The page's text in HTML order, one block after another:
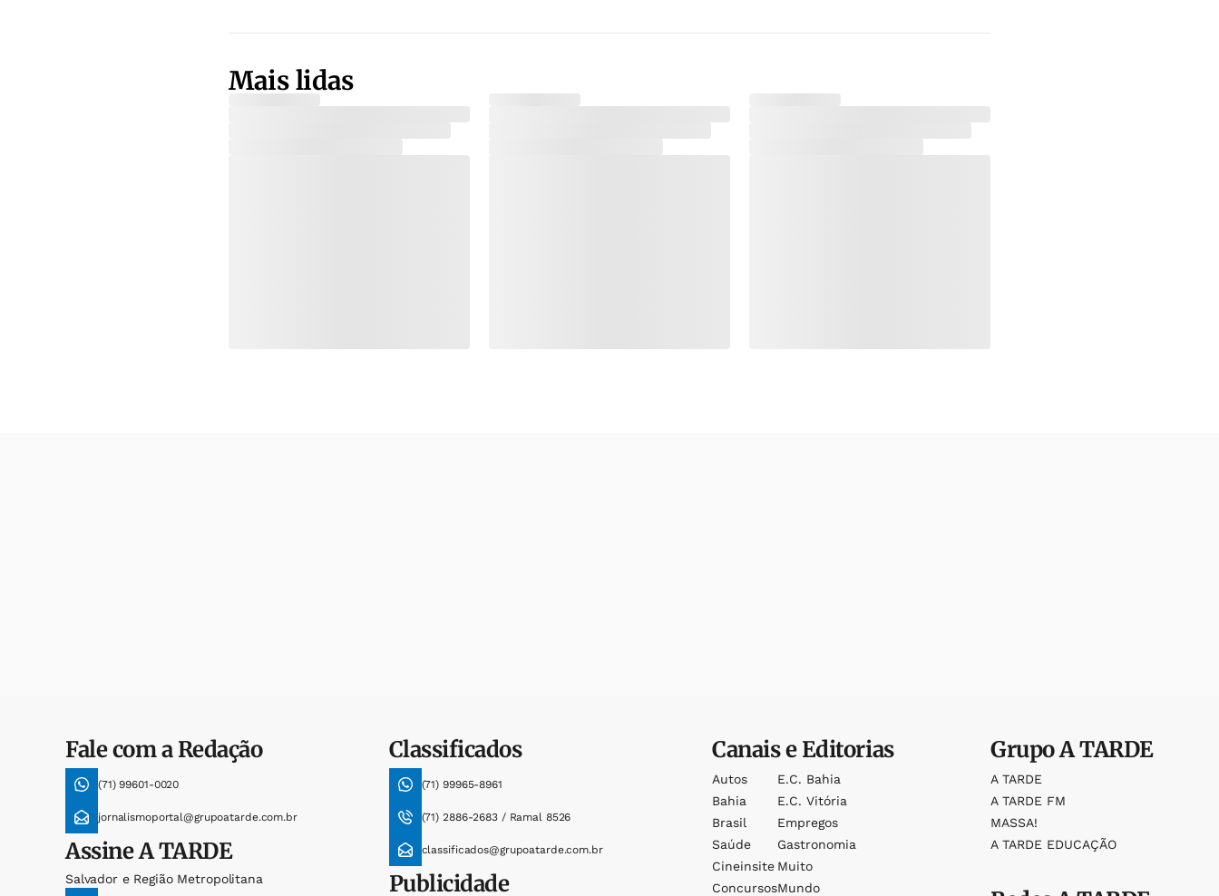
Mais lidas
Fale com a Redação
(71) 99601-0020
jornalismoportal@grupoatarde.com.br
AssineA TARDE
Salvador e Região Metropolitana
Classificados
(71) 99965-8961
(71) 2886-2683 / Ramal 8526
classificados@grupoatarde.com.br
Publicidade
Canais e Editorias
Autos
Bahia
Brasil
Saúde
Cineinsite
Concursos
E.c. Bahia
E.c. Vitória
Empregos
Gastronomia
Muito
Mundo
GrupoA TARDE
A TARDE
A TARDE FM
MASSA!
A TARDE EDUCAÇÃO